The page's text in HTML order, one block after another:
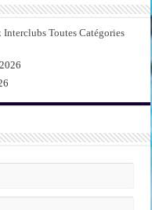
Interclubs Toutes Catégories